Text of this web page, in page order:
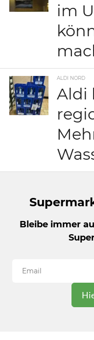
im
ALDI NORD
Aldi
Bleibe immer